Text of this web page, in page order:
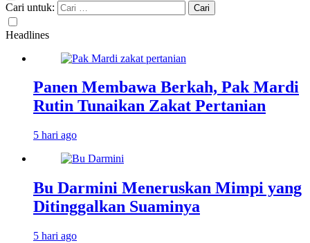
Cari untuk:
Headlines
Panen Membawa Berkah, Pak Mardi
Rutin Tunaikan Zakat Pertanian
5 hari ago
Bu Darmini Meneruskan Mimpi yang
Ditinggalkan Suaminya
5 hari ago